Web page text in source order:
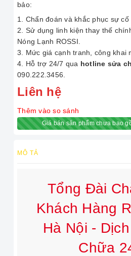
bảo:
Chẩn đoán và khắc phục sự cố
Sử dụng linh kiện thay thế
Nóng Lạnh ROSSI.
Mức giá cạnh tranh, công khai
Hỗ trợ 24/7 qua hotline sửa
090.222.3456.
Liên hệ
Thêm vào so sánh
Giá bán sản phẩm chưa bao
MÔ TẢ
Tổng Đài
Khách Hàng
Hà Nội -
Chữa